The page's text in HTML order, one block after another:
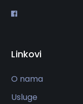
Linkovi
O nama
Usluge